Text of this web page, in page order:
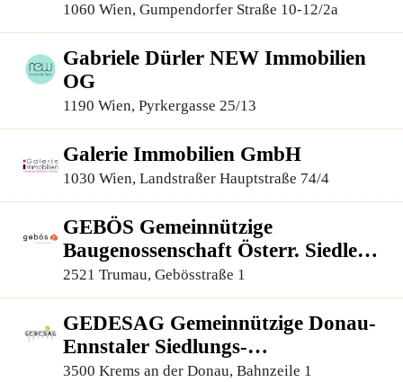
1060 Wien, Gumpendorfer Straße 10-12/2a
Gabriele Dürler NEW Immobilien
OG
1190 Wien, Pyrkergasse 25/13
Galerie Immobilien GmbH
1030 Wien, Landstraßer Hauptstraße 74/4
GEBÖS Gemeinnützige
Baugenossenschaft Österr. Siedler
und Mieter, reg.Gen.m.b.H.
2521 Trumau, Gebösstraße 1
GEDESAG Gemeinnützige Donau-
Ennstaler Siedlungs-
Aktiengesellschaft
3500 Krems an der Donau, Bahnzeile 1